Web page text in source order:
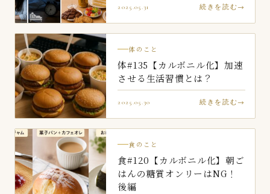
2025.05.31 続きを読む
体のこと
体#135【カルボニル化】加速
させる生活習慣とは？
2025.05.30 続きを読む
食のこと
食#120【カルボニル化】朝ご
はんの糖質オンリーはNG！
後編